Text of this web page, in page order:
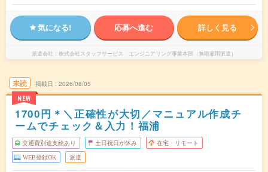
気になる! 応募へ進む 詳しく見る
派遣会社 株式会社スタッフサービス エンジニアリング事業本部（無期雇用派遣）
未読
NEW
掲載日 2026/08/05
1700円＊＼正確性が大切／マニュアル作成チ
ームでチェック＆入力！福浦
交通費別途支給あり 土日祝日が休み 在宅・リモート
WEB登録OK 派遣